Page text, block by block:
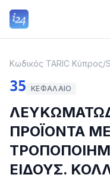
Κωδικός TARIC Κύπρος/
35 ΚΕΦΆΛΑΙΟ
ΠΡΟΪΟΝΤΑ
ΕΙΔΟΥΣ.